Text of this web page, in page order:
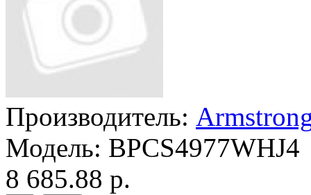
Производитель:
Модель: BPCS4977WHJ4
8 685.88 р.